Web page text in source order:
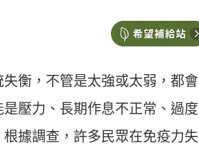
衡，不管是太強或太弱，都會
壓力、長期作息不正常、過度
據調查，許多民眾在免疫力失